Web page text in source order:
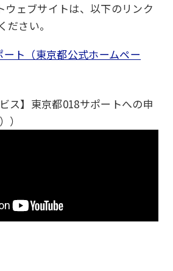
ウェブサイトは、以下のリンク
ださい。
ート（東京都公式ホームペー
ス】東京都018サポートへの申
）